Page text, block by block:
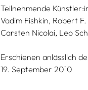
Teilnehmende
Vadim Fishkin, Robert
Carsten Nicolai, Leo
Erschienen anlässlich
19. September 2010